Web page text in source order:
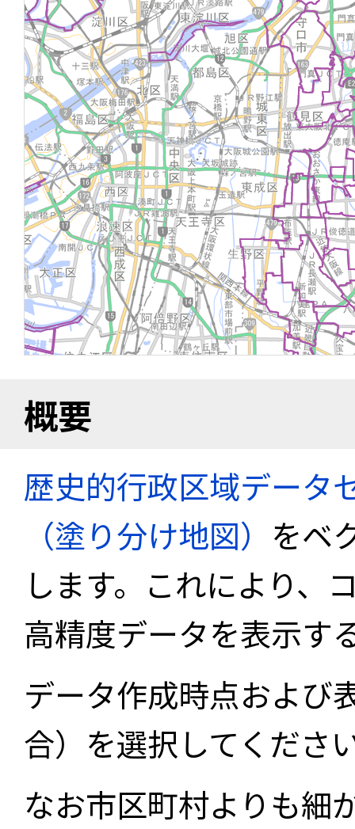
概要
歴史的行政区域データ
（塗り分け地図） をベ
します。これにより、
高精度データを表示す
データ作成時点および
合）を選択してくださ
なお市区町村よりも細